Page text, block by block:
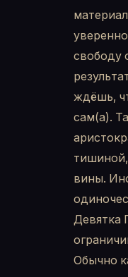
свободу
ждёшь,
сам(а).
тишиной,
вины.
Девятка
Обычно